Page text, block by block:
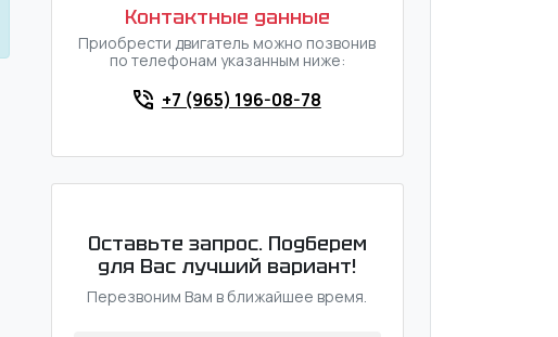
Контактные данные
Приобрести двигатель можно позвонив
по телефонам указанным ниже:
+7 (965) 196-08-78
Оставьте запрос. Подберем
для Вас лучший вариант!
Перезвоним Вам в ближайшее время.